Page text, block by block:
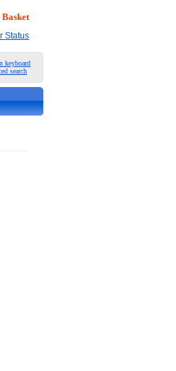
Basket
Status
keyboard
search